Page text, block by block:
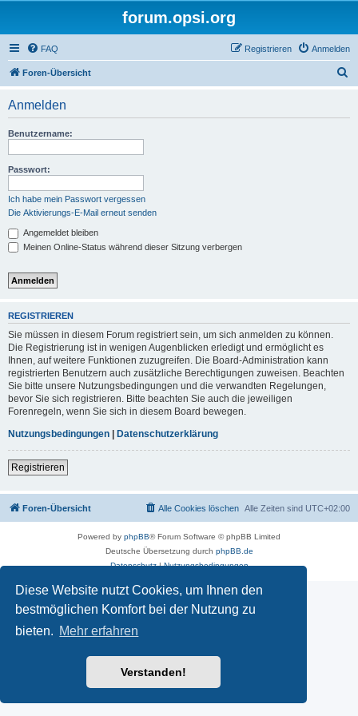
Diese Website nutzt Cookies, um Ihnen den
bestmöglichen Komfort bei der Nutzung zu
bieten. Mehr erfahren
Verstanden!
forum.opsi.org
FAQ Anmelden
Registrieren
Foren-Übersicht
Anmelden
Benutzername:
Passwort:
Ich habe mein Passwort vergessen
Die Aktivierungs-E-Mail erneut senden
Angemeldet bleiben
Meinen Online-Status während dieser Sitzung verbergen
REGISTRIEREN
Sie müssen in diesem Forum registriert sein, um sich anmelden zu können.
Die Registrierung ist in wenigen Augenblicken erledigt und ermöglicht es
Ihnen, auf weitere Funktionen zuzugreifen. Die Board-Administration kann
registrierten Benutzern auch zusätzliche Berechtigungen zuweisen. Beachten
Sie bitte unsere Nutzungsbedingungen und die verwandten Regelungen,
bevor Sie sich registrieren. Bitte beachten Sie auch die jeweiligen
Forenregeln, wenn Sie sich in diesem Board bewegen.
Nutzungsbedingungen | Datenschutzerklärung
Registrieren
Foren-Übersicht Alle Zeiten sind UTC+02:00
Alle Cookies löschen
Powered by phpBB® Forum Software © phpBB Limited
Deutsche Übersetzung durch phpBB.de
Datenschutz|Nutzungsbedingungen